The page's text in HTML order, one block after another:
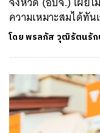
ความเหมาะสมได้ทัน
โดยพรลภัส วุฒิรัตนรั